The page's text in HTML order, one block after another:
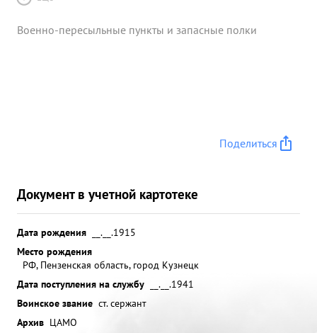
Военно-пересыльные пункты и запасные полки
Поделиться
Документ в учетной картотеке
Дата рождения
__.__.1915
Место рождения
РФ, Пензенская область, город Кузнецк
Дата поступления на службу
__.__.1941
Воинское звание ст. сержант
Архив ЦАМО